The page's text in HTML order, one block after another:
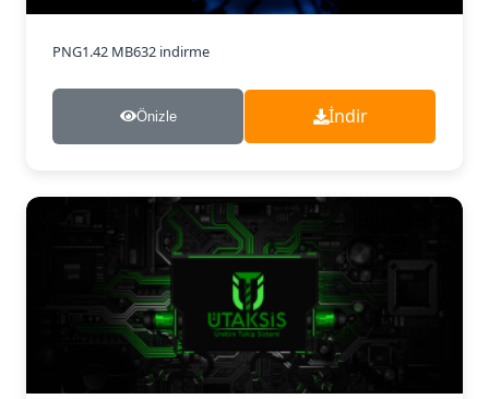
PNG1.42 MB632 indirme
Önizle İndir